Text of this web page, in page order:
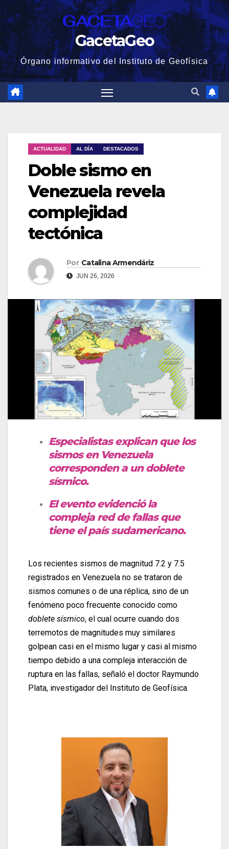
GacetaGeo
Órgano informativo del Instituto de Geofísica
ACTUALIDAD AL DÍA DESTACADOS
Doble sismo en
Venezuela revela
complejidad
tectónica
Por Catalina Armendáriz
JUN 26, 2026
Especialistas explican que los
sismos en Venezuela
corresponden a un doblete
sísmico.
El evento evidenció la
compleja red de fallas que
tiene el país sudamericano.
Los recientes sismos de magnitud 7.2 y 7.5
registrados en Venezuela no se trataron de
sismos comunes o de una réplica, sino de un
fenómeno poco frecuente conocido como
doblete sísmico, el cual ocurre cuando dos
terremotos de magnitudes muy similares
golpean casi en el mismo lugar y casi al mismo
tiempo debido a una compleja interacción de
ruptura en las fallas, señaló el doctor Raymundo
Plata, investigador del Instituto de Geofísica.